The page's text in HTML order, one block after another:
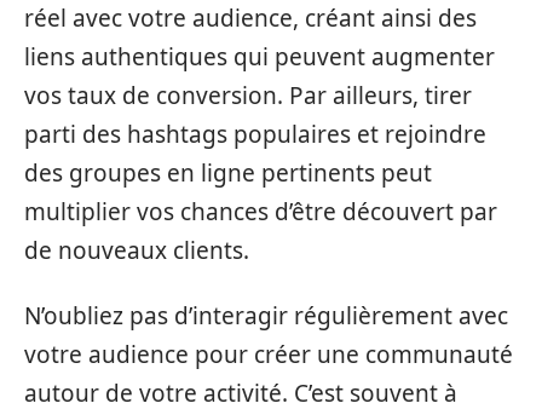
réel avec votre audience, créant ainsi des
liens authentiques qui peuvent augmenter
vos taux de conversion. Par ailleurs, tirer
parti des hashtags populaires et rejoindre
des groupes en ligne pertinents peut
multiplier vos chances d’être découvert par
de nouveaux clients.
N’oubliez pas d’interagir régulièrement avec
votre audience pour créer une communauté
autour de votre activité. C’est souvent à